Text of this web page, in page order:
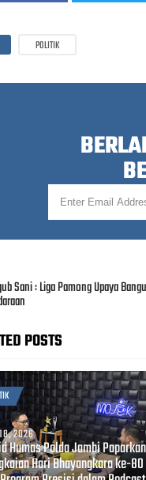
POLITIK
Sani : Liga Pamong Upaya
POSTS
2026
Humas Polda Jambi Paparkan
Hari Bhayangkara ke-80